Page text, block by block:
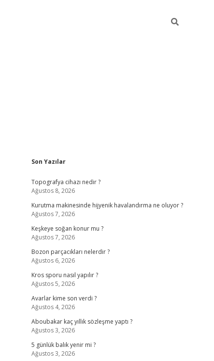
Sidebar
Son Yazılar
Topografya cihazı nedir ?
Ağustos 8, 2026
Kurutma makinesinde hijyenik havalandırma ne oluyor ?
Ağustos 7, 2026
Keşkeye soğan konur mu ?
Ağustos 7, 2026
Bozon parçacıkları nelerdir ?
Ağustos 6, 2026
Kros sporu nasıl yapılır ?
Ağustos 5, 2026
Avarlar kime son verdi ?
Ağustos 4, 2026
Aboubakar kaç yıllık sözleşme yaptı ?
Ağustos 3, 2026
5 günlük balık yenir mi ?
Ağustos 3, 2026